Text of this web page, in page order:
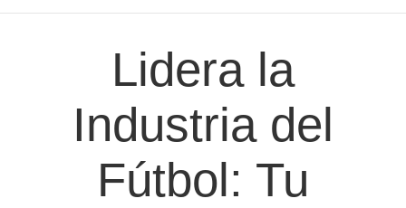
Lidera la
Industria del
Fútbol: Tu